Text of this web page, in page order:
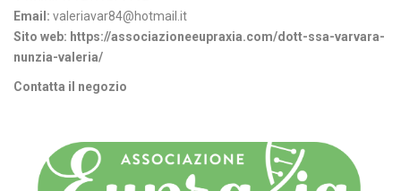
Email: valeriavar84@hotmail.it
Sito web: https://associazioneeupraxia.com/dott-ssa-varvara-
nunzia-valeria/
Contatta il negozio